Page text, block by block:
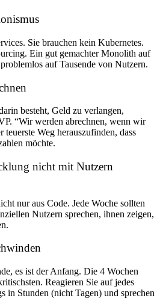
Sie brauchen kein Kubernetes.
Ein gut gemachter Monolith auf
auf Tausende von Nutzern.
besteht, Geld zu verlangen,
“Wir werden abrechnen, wenn wir
teuerste Weg herauszufinden, dass
möchte.
nicht mit Nutzern
nur aus Code. Jede Woche sollten
Nutzern sprechen, ihnen zeigen,
es ist der Anfang. Die 4 Wochen
Reagieren Sie auf jedes
in Stunden (nicht Tagen) und sprechen